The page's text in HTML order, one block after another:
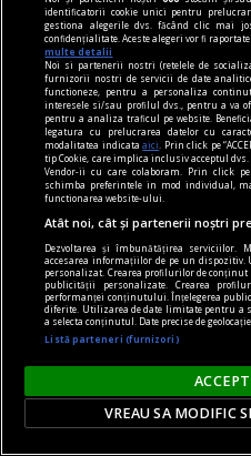
O fostă directoare
stat a fost trimisă în
ar fi însușit peste 4,5
patrimoniul
bancare.
identificatorii cookie unici pentru
gestiona alegerile dvs. făcând clic mai
confidențialitate. Aceste alegeri vor fi
multe detalii
Noi si partenerii nostri (retelele de
furnizorii nostri de servicii de date
functioneze, pentru a personaliza
interesele si/sau profilul dvs., pentru a va
pentru a analiza traficul pe website.
legatura cu prelucrarea datelor cu
modalitatea indicataaici
. Prin click pe
tip Cookie, care implica inclusiv acceptul
Vendor-ii cu care colaboram. Prin click pe
schimba preferintele in mod individual,
functionarea website-ului.
Atât noi, cât și partenerii noștri
Dezvoltarea și îmbunătățirea serviciilor.
accesarea informațiilor de pe un
personalizat. Crearea profilurilor de
publicității personalizate. Crearea
performanței conținutului. Înțelegerea
diferite. Utilizarea de date limitate pentru a
a selecta conținutul. Date precise de
Listă parteneri (furnizori)
VREAU SA MODIFIC